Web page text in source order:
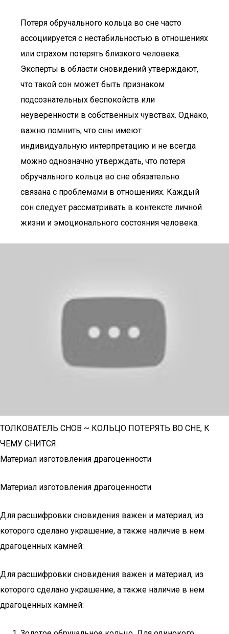
Потеря обручального кольца во сне часто
ассоциируется с нестабильностью в отношениях
или страхом потерять близкого человека.
Эксперты в области сновидений утверждают,
что такой сон может быть признаком
подсознательных беспокойств или
неуверенности в собственных чувствах. Однако,
важно помнить, что сны имеют
индивидуальную интерпретацию и не всегда
можно однозначно утверждать, что потеря
обручального кольца во сне обязательно
связана с проблемами в отношениях. Каждый
сон следует рассматривать в контексте личной
жизни и эмоционального состояния человека.
ТОЛКОВАТЕЛЬ СНОВ ~ КОЛЬЦО ПОТЕРЯТЬ ВО СНЕ, К
ЧЕМУ СНИТСЯ.
Материал изготовления драгоценности
Материал изготовления драгоценности
Для расшифровки сновидения важен и материал, из
которого сделано украшение, а также наличие в нем
драгоценных камней:
Для расшифровки сновидения важен и материал, из
которого сделано украшение, а также наличие в нем
драгоценных камней: